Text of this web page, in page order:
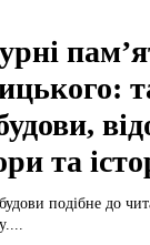
та
подібне до